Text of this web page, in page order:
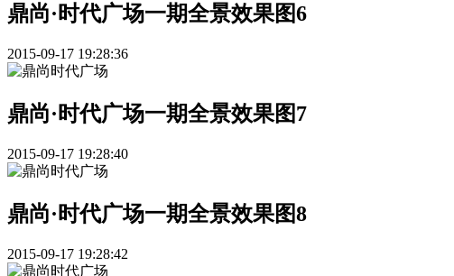
鼎尚·时代广场一期全景效果图6
2015-09-17 19:28:36
鼎尚·时代广场一期全景效果图7
2015-09-17 19:28:40
鼎尚·时代广场一期全景效果图8
2015-09-17 19:28:42